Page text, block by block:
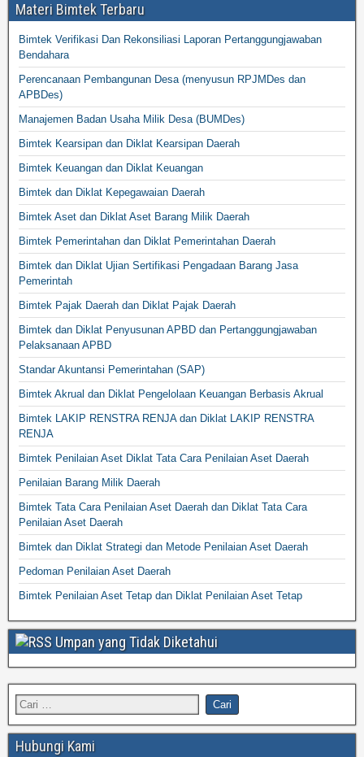
Materi Bimtek Terbaru
Bimtek Verifikasi Dan Rekonsiliasi Laporan Pertanggungjawaban
Bendahara
Perencanaan Pembangunan Desa (menyusun RPJMDes dan
APBDes)
Manajemen Badan Usaha Milik Desa (BUMDes)
Bimtek Kearsipan dan Diklat Kearsipan Daerah
Bimtek Keuangan dan Diklat Keuangan
Bimtek dan Diklat Kepegawaian Daerah
Bimtek Aset dan Diklat Aset Barang Milik Daerah
Bimtek Pemerintahan dan Diklat Pemerintahan Daerah
Bimtek dan Diklat Ujian Sertifikasi Pengadaan Barang Jasa
Pemerintah
Bimtek Pajak Daerah dan Diklat Pajak Daerah
Bimtek dan Diklat Penyusunan APBD dan Pertanggungjawaban
Pelaksanaan APBD
Standar Akuntansi Pemerintahan (SAP)
Bimtek Akrual dan Diklat Pengelolaan Keuangan Berbasis Akrual
Bimtek LAKIP RENSTRA RENJA dan Diklat LAKIP RENSTRA
RENJA
Bimtek Penilaian Aset Diklat Tata Cara Penilaian Aset Daerah
Penilaian Barang Milik Daerah
Bimtek Tata Cara Penilaian Aset Daerah dan Diklat Tata Cara
Penilaian Aset Daerah
Bimtek dan Diklat Strategi dan Metode Penilaian Aset Daerah
Pedoman Penilaian Aset Daerah
Bimtek Penilaian Aset Tetap dan Diklat Penilaian Aset Tetap
Umpan yang Tidak Diketahui
Hubungi Kami